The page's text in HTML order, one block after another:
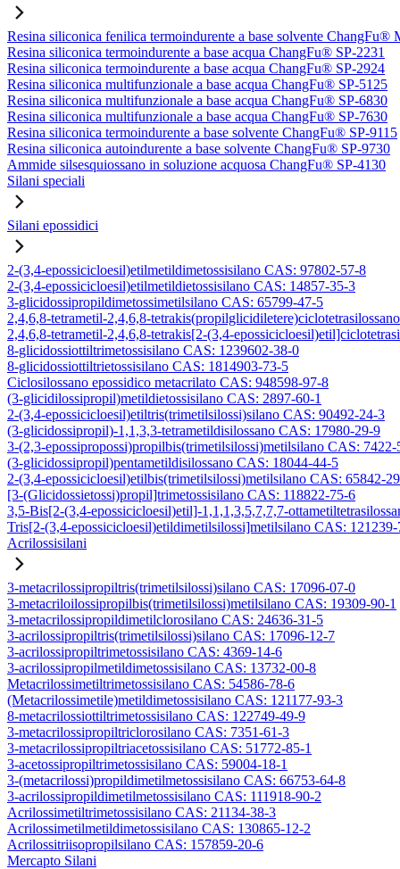
Resina siliconica fenilica termoindurente a base solvente ChangFu®
Resina siliconica termoindurente a base acqua ChangFu® SP-2231
Resina siliconica termoindurente a base acqua ChangFu® SP-2924
Resina siliconica multifunzionale a base acqua ChangFu® SP-5125
Resina siliconica multifunzionale a base acqua ChangFu® SP-6830
Resina siliconica multifunzionale a base acqua ChangFu® SP-7630
Resina siliconica termoindurente a base solvente ChangFu® SP-9115
Resina siliconica autoindurente a base solvente ChangFu® SP-9730
Ammide silsesquiossano in soluzione acquosa ChangFu® SP-4130
Silani speciali
Silani epossidici
2-(3,4-epossicicloesil)etilmetildimetossisilano CAS: 97802-57-8
2-(3,4-epossicicloesil)etilmetildietossisilano CAS: 14857-35-3
3-glicidossipropildimetossimetilsilano CAS: 65799-47-5
2,4,6,8-tetrametil-2,4,6,8-
2,4,6,8-tetrametil-2,4,6,8-tetrakis[2-(3,4-
8-glicidossiottiltrimetossisilano CAS: 1239602-38-0
8-glicidossiottiltrietossisilano CAS: 1814903-73-5
Ciclosilossano epossidico metacrilato CAS: 948598-97-8
(3-glicidilossipropil)metildietossisilano CAS: 2897-60-1
2-(3,4-epossicicloesil)etiltris(trimetilsilossi)silano CAS: 90492-24-3
(3-glicidossipropil)-1,1,3,3-tetrametildisilossano CAS: 17980-29-9
3-(2,3-epossipropossi)propilbis(trimetilsilossi)metilsilano CAS: 7422-
(3-glicidossipropil)pentametildisilossano CAS: 18044-44-5
2-(3,4-epossicicloesil)etilbis(trimetilsilossi)metilsilano CAS: 65842-
[3-(Glicidossietossi)propil]trimetossisilano CAS: 118822-75-6
3,5-Bis[2-(3,4-epossicicloesil)etil]-1,1,1,3,5,7,7,7-
Tris[2-(3,4-epossicicloesil)etildimetilsilossi]metilsilano CAS: 121239-
Acrilossisilani
3-metacrilossipropiltris(trimetilsilossi)silano CAS: 17096-07-0
3-metacriloilossipropilbis(trimetilsilossi)metilsilano CAS: 19309-90-1
3-metacrilossipropildimetilclorosilano CAS: 24636-31-5
3-acrilossipropiltris(trimetilsilossi)silano CAS: 17096-12-7
3-acrilossipropiltrimetossisilano CAS: 4369-14-6
3-acrilossipropilmetildimetossisilano CAS: 13732-00-8
Metacrilossimetiltrimetossisilano CAS: 54586-78-6
(Metacrilossimetile)metildimetossisilano CAS: 121177-93-3
8-metacrilossiottiltrimetossisilano CAS: 122749-49-9
3-metacrilossipropiltriclorosilano CAS: 7351-61-3
3-metacrilossipropiltriacetossisilano CAS: 51772-85-1
3-acetossipropiltrimetossisilano CAS: 59004-18-1
3-(metacrilossi)propildimetilmetossisilano CAS: 66753-64-8
3-acrilossipropildimetilmetossisilano CAS: 111918-90-2
Acrilossimetiltrimetossisilano CAS: 21134-38-3
Acrilossimetilmetildimetossisilano CAS: 130865-12-2
Acrilossitriisopropilsilano CAS: 157859-20-6
Mercapto Silani